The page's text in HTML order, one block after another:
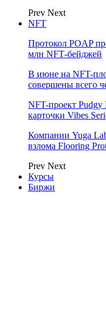
Prev Next
NFT
Протокол POAP
млн NFT‑бейджей
В июне на NFT-
совершены всего
NFT-проект
карточки Vibes
Компании Yuga
взлома Flooring
Prev Next
Курсы
Биржи